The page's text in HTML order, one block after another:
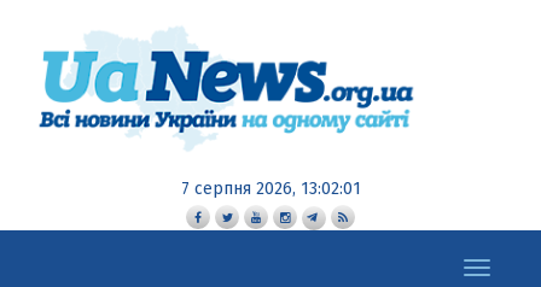
7 серпня 2026, 13:02:02
Toggle
navigation